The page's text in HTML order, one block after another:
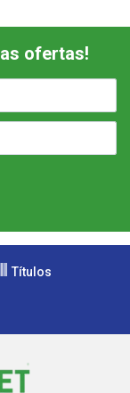
ofertas!
Títulos